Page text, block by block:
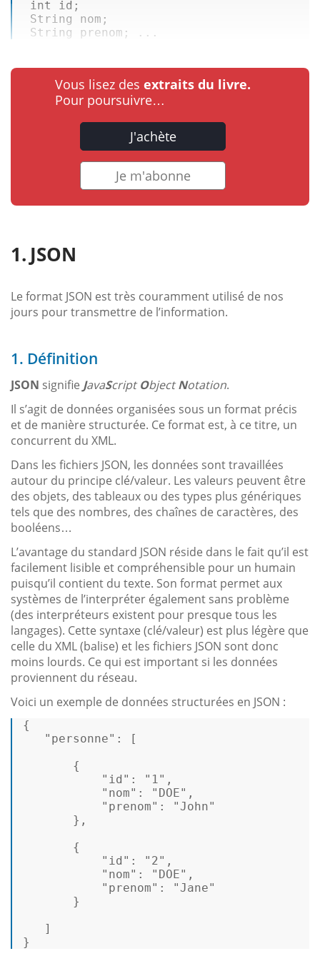
int
id;
String nom;
String prenom; ...
Vous lisez des extraits du livre.
Pour poursuivre…
J'achète
Je m'abonne
JSON
Le format JSON est très couramment utilisé de nos
jours pour transmettre de l’information.
1. Définition
JSON signifie JavaScriptObjectNotation.
Il s’agit de données organisées sous un format précis
et de manière structurée. Ce format est, à ce titre, un
concurrent du XML.
Dans les fichiers JSON, les données sont travaillées
autour du principe clé/valeur. Les valeurs peuvent être
des objets, des tableaux ou des types plus génériques
tels que des nombres, des chaînes de caractères, des
booléens…
L’avantage du standard JSON réside dans le fait qu’il est
facilement lisible et compréhensible pour un humain
puisqu’il contient du texte. Son format permet aux
systèmes de l’interpréter également sans problème
(des interpréteurs existent pour presque tous les
langages). Cette syntaxe (clé/valeur) est plus légère que
celle du XML (balise) et les fichiers JSON sont donc
moins lourds. Ce qui est important si les données
proviennent du réseau.
Voici un exemple de données structurées en JSON :
{
"personne" :
[
{
"id" : "1" ,
"nom" : "DOE" ,
"prenom" :
"John"
} ,
{
"id" : "2" ,
"nom" : "DOE" ,
"prenom" :
"Jane"
}
]
}